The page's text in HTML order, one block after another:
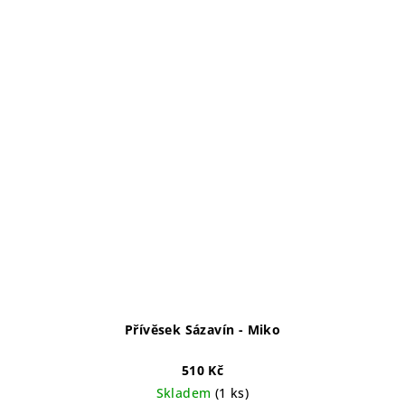
Přívěsek Sázavín - Miko
510 Kč
Skladem (1 ks)